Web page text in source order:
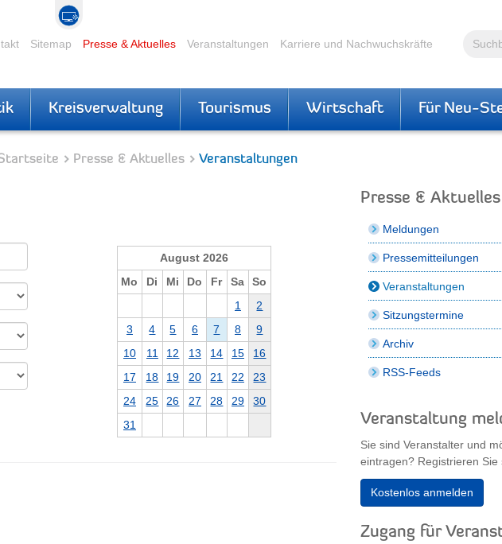
Sitemap Presse & Aktuelles Veranstaltungen Karriere und Nachwuchskräfte
Kreisverwaltung Tourismus Wirtschaft Für Neu-
Presse & Aktuelles Veranstaltungen
August 2026
Mo
Di Mi Do Fr Sa
So
1
2
3
4 5 6 7 8
9
10
11 12 13 14 15
16
17
18 19 20 21 22
23
24
25 26 27 28 29
30
31
Presse & Aktuelles
Meldungen
Pressemitteilungen
Veranstaltungen
Sitzungstermine
Archiv
RSS-Feeds
Veranstaltung
Sie sind Veranstalter und
eintragen? Registrieren Sie
Kostenlos anmelden
Zugang für